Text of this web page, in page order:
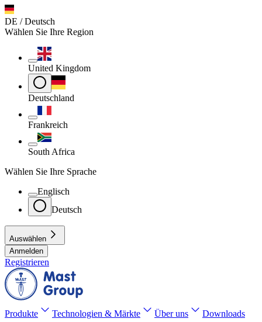
DE / Deutsch
Wählen Sie Ihre Region
United Kingdom
Deutschland
Frankreich
South Africa
Wählen Sie Ihre Sprache
Englisch
Deutsch
Auswählen
Anmelden
Registrieren
Produkte Technologien & Märkte Über uns
Downloads